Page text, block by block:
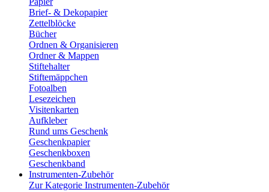
Brief- & Dekopapier
Zettelblöcke
Bücher
Ordnen & Organisieren
Ordner & Mappen
Stiftehalter
Stiftemäppchen
Fotoalben
Lesezeichen
Visitenkarten
Aufkleber
Rund ums Geschenk
Geschenkpapier
Geschenkboxen
Geschenkband
Instrumenten-Zubehör
Zur Kategorie Instrumenten-Zubehör